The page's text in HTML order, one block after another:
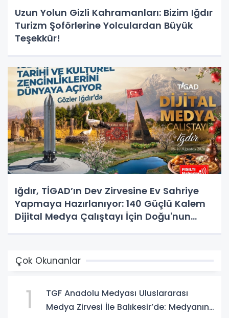
Uzun Yolun Gizli Kahramanları: Bizim Iğdır
Turizm Şoförlerine Yolculardan Büyük
Teşekkür!
Iğdır, TİGAD’ın Dev Zirvesine Ev Sahriye
Yapmaya Hazırlanıyor: 140 Güçlü Kalem
Dijital Medya Çalıştayı İçin Doğu'nun
Çok Okunanlar
1
TGF Anadolu Medyası Uluslararası
Medya Zirvesi İle Balıkesir’de: Medyanın